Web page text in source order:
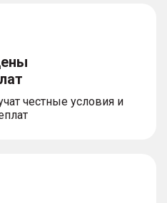
честные условия и